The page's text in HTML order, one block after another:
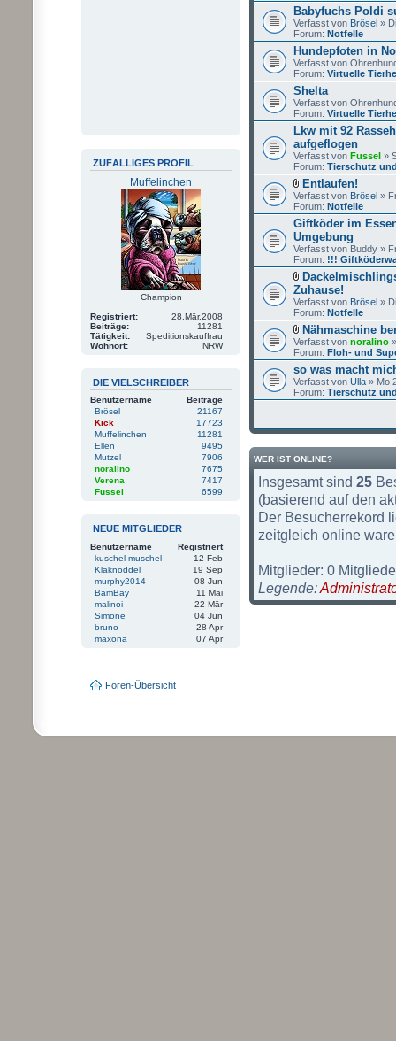
ZUFÄLLIGES PROFIL
Muffelinchen
Champion
Registriert:
28.Mär.2008
Beiträge:
11281
Tätigkeit:
Speditionskauffrau
Wohnort:
NRW
DIE VIELSCHREIBER
Benutzername
Beiträge
Brösel
21167
Kick
17723
Muffelinchen
11281
Ellen
9495
Mutzel
7906
noralino
7675
Verena
7417
Fussel
6599
NEUE MITGLIEDER
Benutzername
Registriert
kuschel-muschel
12 Feb
Klaknoddel
19 Sep
murphy2014
08 Jun
BamBay
11 Mai
malinoi
22 Mär
Simone
04 Jun
bruno
28 Apr
maxona
07 Apr
Babyfuchs Poldi
Verfasst von Brösel »
Forum: Notfelle
Hundepfoten in
Verfasst von
Forum: Virtuelle
Shelta
Verfasst von
Forum: Virtuelle
Lkw mit 92
aufgeflogen
Verfasst von Fussel »
Forum: Tierschutz
Entlaufen!
Verfasst von Brösel »
Forum: Notfelle
Giftköder im
Umgebung
Verfasst von Buddy »
Forum: !!!
Zuhause!
Verfasst von Brösel »
Forum: Notfelle
Nähmaschine
Verfasst von noralino
Forum: Floh- und
so was macht
Verfasst von Ulla » Mo
Forum: Tierschutz
WER IST ONLINE?
Insgesamt sind 25
(basierend auf den
Der Besucherrekord
zeitgleich online
Mitglieder: 0
Legende:
Foren-Übersicht